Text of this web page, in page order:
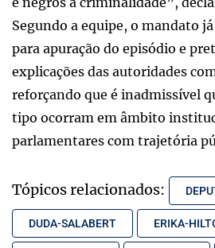
Segundo a equipe, o mandato
para apuração do episódio e
explicações das autoridades
reforçando que é inadmissível
tipo ocorram em âmbito
parlamentares com trajetória
Tópicos relacionados:
DUDA-SALABERT ERIKA-